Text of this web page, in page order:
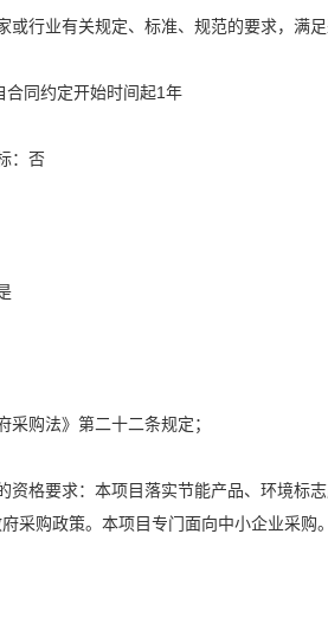
或行业有关规定、标准、规范的要求，满足
同约定开始时间起1年
：否
购法》第二十二条规定；
资格要求：本项目落实节能产品、环境标
采购政策。本项目专门面向中小企业采购。